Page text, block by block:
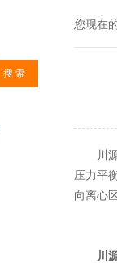
您现在
川源
压力平
向离心
川